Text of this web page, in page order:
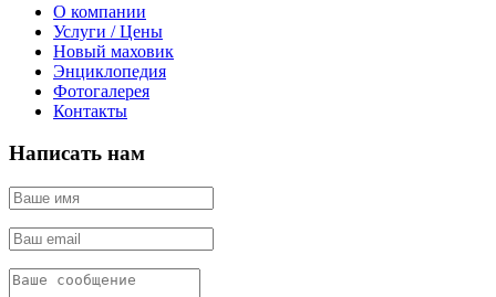
О компании
Услуги / Цены
Новый маховик
Энциклопедия
Фотогалерея
Контакты
Написать нам